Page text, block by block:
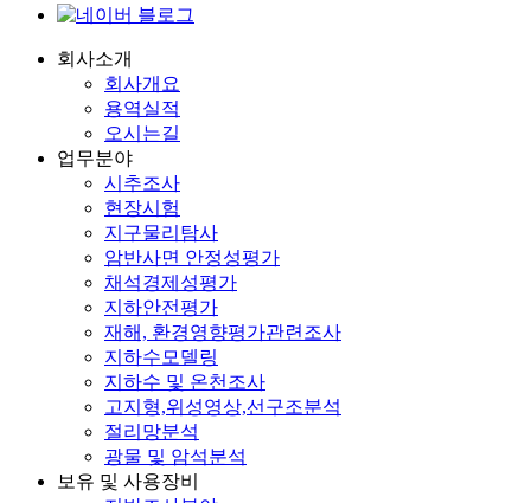
회사소개
회사개요
용역실적
오시는길
업무분야
시추조사
현장시험
지구물리탐사
암반사면 안정성평가
채석경제성평가
지하안전평가
재해, 환경영향평가관련조사
지하수모델링
지하수 및 온천조사
고지형,위성영상,선구조분석
절리망분석
광물 및 암석분석
보유 및 사용장비